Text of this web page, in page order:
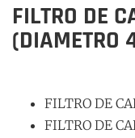
FILTRO DE
(DIAMETRO
FILTRO DE
FILTRO DE